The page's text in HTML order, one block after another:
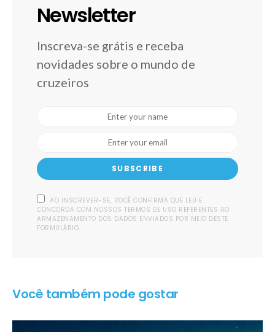
Newsletter
Inscreva-se grátis e receba
novidades sobre o mundo de
cruzeiros
SUBSCRIBE
AO INSCREVER-SE, VOCÊ CONFIRMA QUE LEU E
CONCORDA COM NOSSOS TERMOS DE USO REFERENTES AO
ARMAZENAMENTO DOS DADOS ENVIADOS POR MEIO DESTE
FORMULÁRIO.
Você também pode gostar